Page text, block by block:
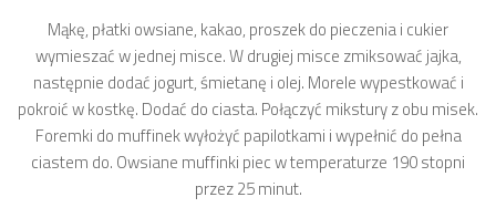
Mąkę, płatki owsiane, kakao, proszek do pieczenia i cukier
wymieszać w jednej misce. W drugiej misce zmiksować jajka,
następnie dodać jogurt, śmietanę i olej. Morele wypestkować i
pokroić w kostkę. Dodać do ciasta. Połączyć mikstury z obu misek.
Foremki do muffinek wyłożyć papilotkami i wypełnić do pełna
ciastem do. Owsiane muffinki piec w temperaturze 190 stopni
przez 25 minut.